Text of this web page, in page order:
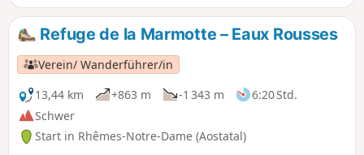
das Rifugio Benevolo ausgelassen, da ich es bereits einige
Tage zuvor besucht hatte. Dieses Rifugio ist die Mühe auf
jeden Fall wert und lässt sich problemlos in diese
Wanderung integrieren.
Refuge de la Marmotte – Eaux Rousses
Verein/ Wanderführer/in
13,44 km
+863 m -1 343 m
6:20 Std.
Schwer
Start in Rhêmes-Notre-Dame (Aostatal)